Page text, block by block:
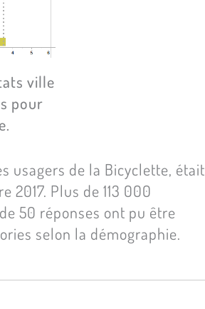
ville
pour
usagers de la Bicyclette, était
Plus de 113 000
50 réponses ont pu être
selon la démographie.